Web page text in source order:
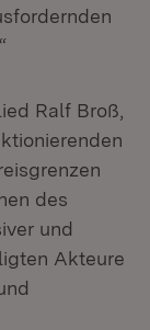
Ralf Broß,
des
und
Akteure